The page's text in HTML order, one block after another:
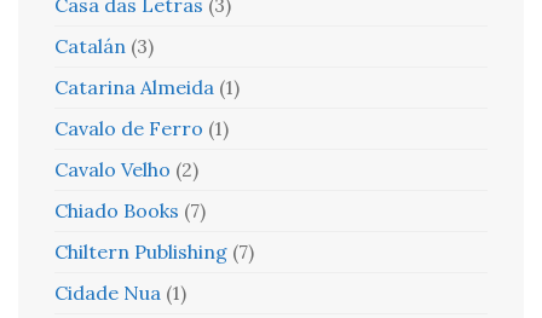
Casa das Letras (3)
Catalán (3)
Catarina Almeida (1)
Cavalo de Ferro (1)
Cavalo Velho (2)
Chiado Books (7)
Chiltern Publishing (7)
Cidade Nua (1)